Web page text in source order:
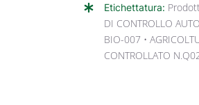
Etichettatura:
DI CONTROLLO
BIO-007 •
CONTROLLATO